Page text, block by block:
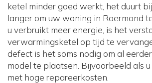
ketel minder goed werkt, het duurt
langer om uw woning in Roermond
u verbruikt meer energie, is het
verwarmingsketel op tijd te
defect is het soms nodig om al
model te plaatsen. Bijvoorbeeld als
met hoge repareerkosten.